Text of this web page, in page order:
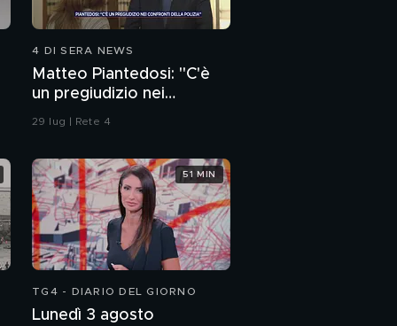
4 DI SERA NEWS
Matteo Piantedosi: "C'è
un pregiudizio nei
confronti della polizia"
29 lug | Rete 4
TG4 - DIARIO DEL GIORNO
Lunedì 3 agosto
51 MIN